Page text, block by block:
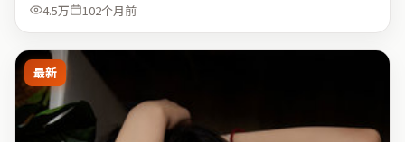
4.5万
102个月前
最新